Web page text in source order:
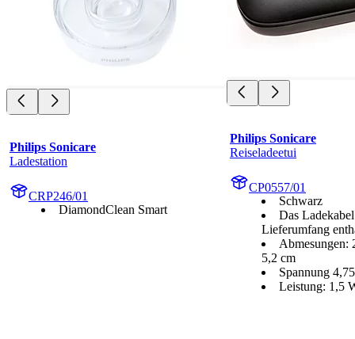
Philips Sonicare
Ladestation
CRP246/01
DiamondClean Smart
Philips Sonicare
Reiseladeetui
CP0557/01
Schwarz
Das
Lieferumfang
Abmesungen:
5,2 cm
Spannung
Leistung: 1,5